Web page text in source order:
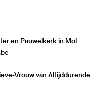
en Pauwelkerk in Mol
Vrouw van Altijddurende